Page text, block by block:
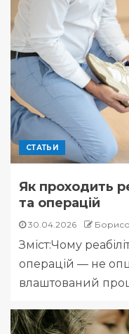
СТАТЬИ
Як проходить
та операцій
30.04.2026
Зміст:Чому
операцій — не
влаштований